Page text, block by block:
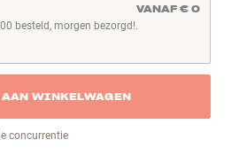
bezorgd!
besteld, morgen bezorgd!.
VANAF € 0
AAN WINKELWAGEN
concurrentie